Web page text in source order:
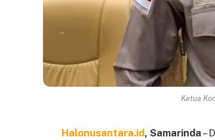
Ketua
Halonusantara.id, Samarinda –